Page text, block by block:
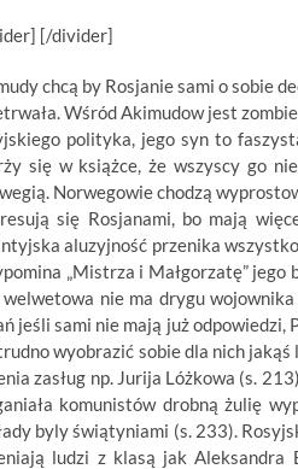
[/divider]
chcą by Rosjanie sami o sobie
Wśród Akimudow jest
polityka, jego syn to
się w książce, że wszyscy go
Norwegowie chodzą
się Rosjanami, bo mają
aluzyjność przenika
„Mistrza i Małgorzatę”
nie ma drygu
jeśli sami nie mają już odpowiedzi,
wyobrazić sobie dla nich
zasług np. Jurija Lóżkowa (s.
komunistów drobną żulię
byly świątyniami (s. 233).
ludzi z klasą jak Aleksandra